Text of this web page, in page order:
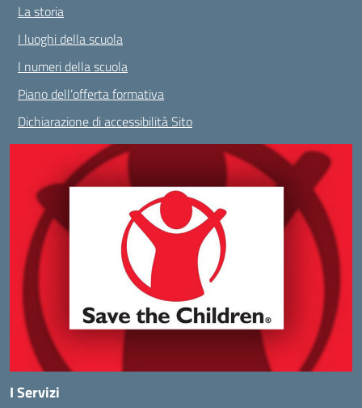
La storia
I luoghi della scuola
I numeri della scuola
Piano dell’offerta formativa
Dichiarazione di accessibilità Sito
I Servizi